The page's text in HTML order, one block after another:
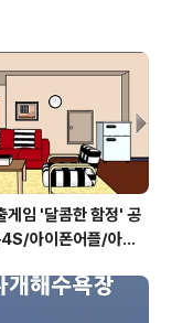
게임 '달콤한 함정' 공
아이폰어플/아이